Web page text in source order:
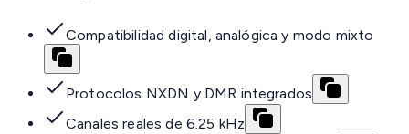
Compatibilidad digital, analógica y modo mixto
Protocolos NXDN y DMR integrados
Canales reales de 6.25 kHz